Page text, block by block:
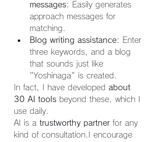
messages: Easily generates
approach messages for
matching.
Blog writing assistance: Enter
three keywords, and a blog
that sounds just like
"Yoshinaga" is created.
In fact, I have developed about
30 AI tools beyond these, which I
use daily.
AI is a trustworthy partner for any
kind of consultation.I encourage